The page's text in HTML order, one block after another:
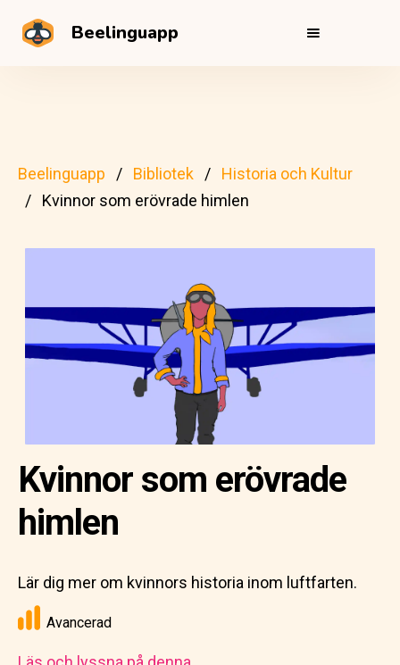
Beelinguapp
Beelinguapp Bibliotek
Historia och Kultur
Kvinnor som erövrade himlen
Kvinnor som erövrade
himlen
Lär dig mer om kvinnors historia inom luftfarten.
Avancerad